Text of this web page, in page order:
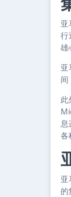
亚
行
雄
亚
间
此
息
各
亚
的